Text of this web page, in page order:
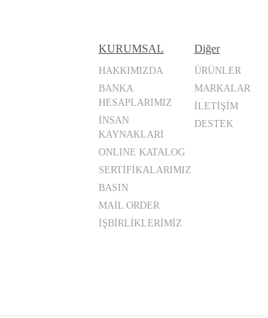
KURUMSAL
HAKKIMIZDA
BANKA
HESAPLARIMIZ
İNSAN
KAYNAKLARI
ONLINE KATALOG
SERTİFİKALARIMIZ
BASIN
MAİL ORDER
İŞBİRLİKLERİMİZ
Diğer
ÜRÜNLER
MARKALAR
İLETİŞİM
DESTEK